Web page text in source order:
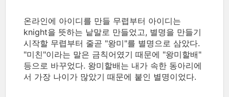
온라인에 아이디를 만들 무렵부터 아이디는
knight을 뜻하는 낱말로 만들었고, 별명을 만들기
시작할 무렵부터 줄곧 "왕미"를 별명으로 삼았다.
"미친"이라는 말은 금칙어였기 때문에 "왕미할배"
등으로 바꾸었다. 왕미할배는 내가 속한 동아리에
서 가장 나이가 많았기 때문에 붙인 별명이었다.